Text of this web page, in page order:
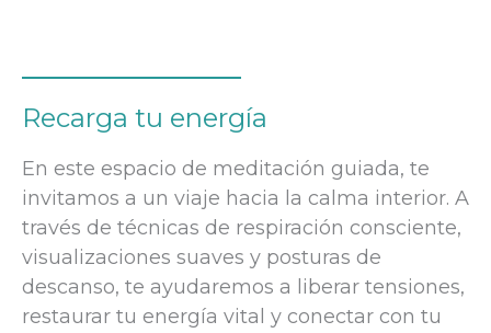
Recarga tu energía
En este espacio de meditación guiada, te
invitamos a un viaje hacia la calma interior. A
través de técnicas de respiración consciente,
visualizaciones suaves y posturas de
descanso, te ayudaremos a liberar tensiones,
restaurar tu energía vital y conectar con tu